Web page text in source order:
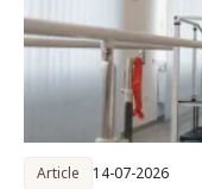
Article 14-07-2026